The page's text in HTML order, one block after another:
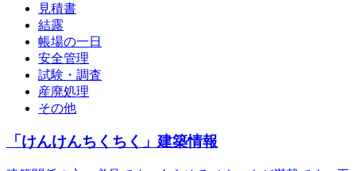
見積書
結露
帳場の一日
安全管理
試験・調査
産廃処理
その他
「けんけんちくちく」建築情報